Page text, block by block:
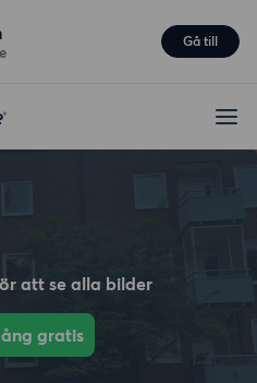
Gå till
att se alla bilder
gratis